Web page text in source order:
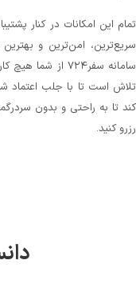
سریع‌ترین، امن‌ترین و
سامانه سفر۷۲۴
تلاش است تا با جلب اعتماد
کند تا به راحتی و بدون
رزرو کنید.